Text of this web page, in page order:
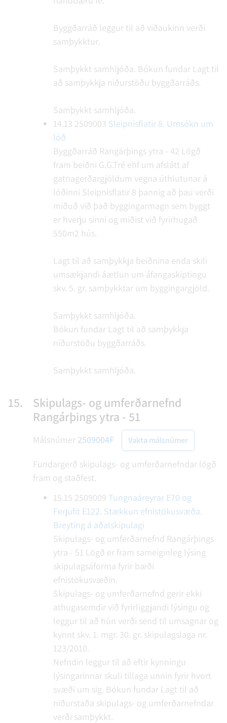
Byggðarráð leggur til að viðaukinn verði
samþykktur.
Samþykkt samhljóða. Bókun fundar Lagt til
að samþykkja niðurstöðu byggðarráðs.
Samþykkt samhljóða.
14.13 2509003 Sleipnisflatir 8. Umsókn um
lóð
Byggðarráð Rangárþings ytra - 42 Lögð
fram beiðni G.G.Tré ehf um afslátt af
gatnagerðargjöldum vegna úthlutunar á
lóðinni Sleipnisflatir 8 þannig að þau verði
miðuð við það byggingarmagn sem byggt
er hverju sinni og miðist við fyrirhugað
550m2 hús.
Lagt til að samþykkja beiðnina enda skili
umsækjandi áætlun um áfangaskiptingu
skv. 5. gr. samþykktar um byggingargjöld.
Samþykkt samhljóða.
Bókun fundar Lagt til að samþykkja
niðurstöðu byggðarráðs.
Samþykkt samhljóða.
15.
Skipulags- og umferðarnefnd
Rangárþings ytra - 51
Málsnúmer 2509004F Vakta málsnúmer
Fundargerð skipulags- og umferðarnefndar lögð
fram og staðfest.
15.15 2509009 Tungnaáreyrar E70 og
Ferjufit E122. Stækkun efnistökusvæða.
Breyting á aðalskipulagi
Skipulags- og umferðarnefnd Rangárþings
ytra - 51 Lögð er fram sameiginleg lýsing
skipulagsáforma fyrir bæði
efnistökusvæðin.
Skipulags- og umferðarnefnd gerir ekki
athugasemdir við fyrirliggjandi lýsingu og
leggur til að hún verði send til umsagnar og
kynnt skv. 1. mgr. 30. gr. skipulagslaga nr.
123/2010.
Nefndin leggur til að eftir kynningu
lýsingarinnar skuli tillaga unnin fyrir hvort
svæði um sig. Bókun fundar Lagt til að
niðurstaða skipulags- og umferðarnefndar
verði samþykkt.